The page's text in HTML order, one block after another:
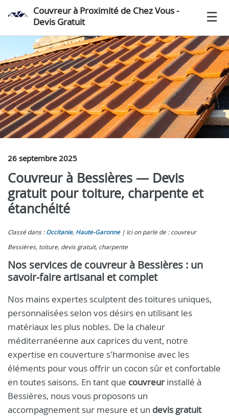
Couvreur à Proximité de Chez Vous -
Devis Gratuit
26 septembre 2025
Couvreur à Bessières — Devis
gratuit pour toiture, charpente et
étanchéité
Classé dans : Occitanie, Haute-Garonne
Ici on parle de : couvreur
Bessières, toiture, devis gratuit, charpente
Nos services de couvreur à Bessières : un
savoir-faire artisanal et complet
Nos mains expertes sculptent des toitures uniques,
personnalisées selon vos désirs en utilisant les
matériaux les plus nobles. De la chaleur
méditerranéenne aux caprices du vent, notre
expertise en couverture s'harmonise avec les
éléments pour vous offrir un cocon sûr et confortable
en toutes saisons. En tant que couvreurinstallé à
Bessières, nous vous proposons un
accompagnement sur mesure et un devis gratuit